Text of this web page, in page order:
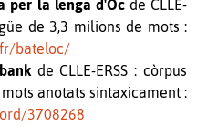
per la lenga d'Òc de CLLE-
de 3,3 milions de mots :
bateloc/
de CLLE-ERSS : còrpus
anotats sintaxicament :
3708268